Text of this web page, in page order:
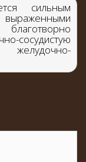
сильным
сосудистую
желудочно-